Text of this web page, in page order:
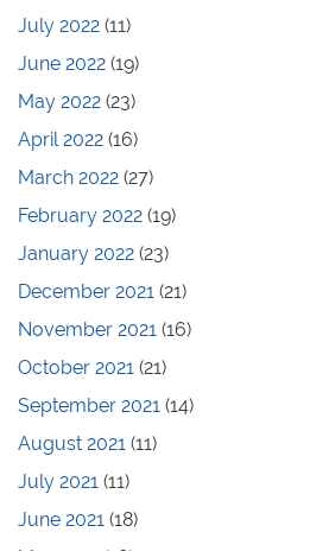
July 2022 (11)
June 2022 (19)
May 2022 (23)
April 2022 (16)
March 2022 (27)
February 2022 (19)
January 2022 (23)
December 2021 (21)
November 2021 (16)
October 2021 (21)
September 2021 (14)
August 2021 (11)
July 2021 (11)
June 2021 (18)